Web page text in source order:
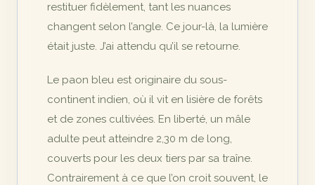
restituer fidèlement, tant les nuances
changent selon l’angle. Ce jour-là, la lumière
était juste. J’ai attendu qu’il se retourne.
Le paon bleu est originaire du sous-
continent indien, où il vit en lisière de forêts
et de zones cultivées. En liberté, un mâle
adulte peut atteindre 2,30 m de long,
couverts pour les deux tiers par sa traîne.
Contrairement à ce que l’on croit souvent, le